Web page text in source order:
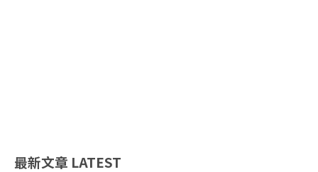
最新文章 LATEST